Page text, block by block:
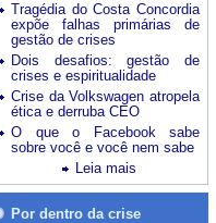
Tragédia do Costa Concordia
expõe falhas primárias de
gestão de crises
Dois desafios: gestão de
crises e espiritualidade
Crise da Volkswagen atropela
ética e derruba CEO
O que o Facebook sabe
sobre você e você nem sabe
Leia mais
Por dentro da crise